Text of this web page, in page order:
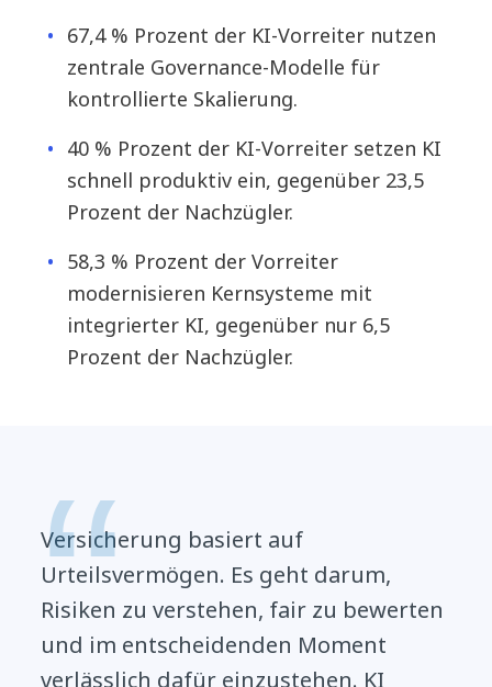
67,4 % Prozent der KI-Vorreiter nutzen
zentrale Governance-Modelle für
kontrollierte Skalierung.
40 % Prozent der KI-Vorreiter setzen KI
schnell produktiv ein, gegenüber 23,5
Prozent der Nachzügler.
58,3 % Prozent der Vorreiter
modernisieren Kernsysteme mit
integrierter KI, gegenüber nur 6,5
Prozent der Nachzügler.
Versicherung basiert auf
Urteilsvermögen. Es geht darum,
Risiken zu verstehen, fair zu bewerten
und im entscheidenden Moment
verlässlich dafür einzustehen. KI